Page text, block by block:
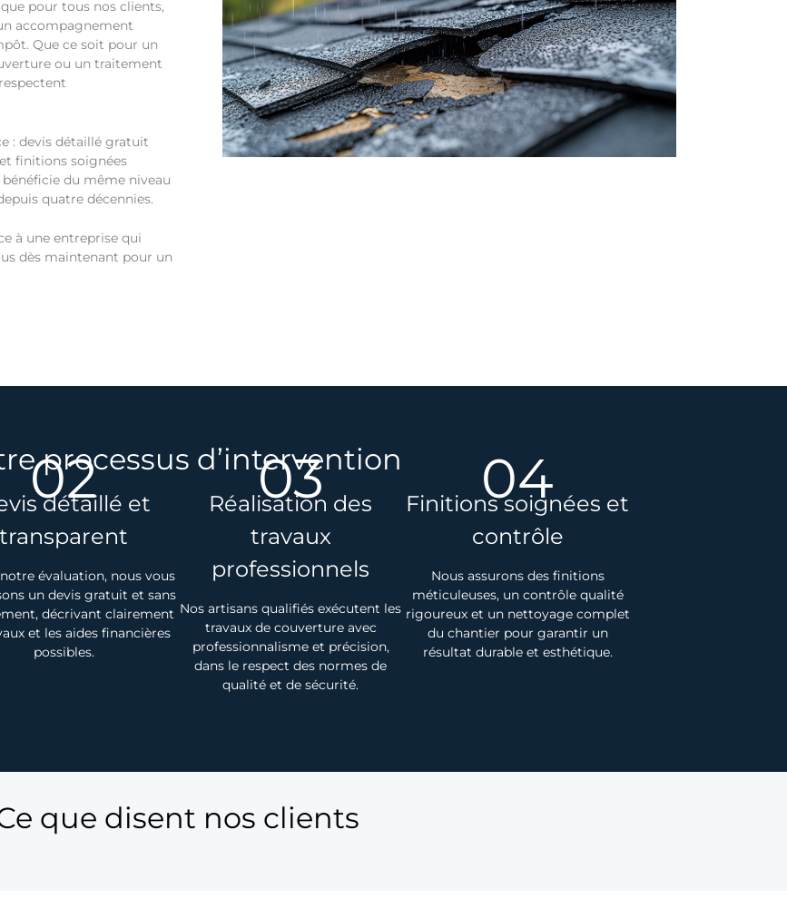
pour tous nos clients,
accompagnement
Que ce soit pour un
ou un traitement
: devis détaillé gratuit
finitions soignées
du même niveau
quatre décennies.
à une entreprise qui
dès maintenant pour un
processus d’intervention
02
détaillé et
transparent
évaluation, nous vous
un devis gratuit et sans
décrivant clairement
et les aides financières
possibles.
03
Réalisation des
travaux
professionnels
Nos artisans qualifiés exécutent les
travaux de couverture avec
professionnalisme et précision,
dans le respect des normes de
qualité et de sécurité.
04
Finitions soignées et
contrôle
Nous assurons des finitions
méticuleuses, un contrôle qualité
rigoureux et un nettoyage complet
du chantier pour garantir un
résultat durable et esthétique.
que disent nos clients